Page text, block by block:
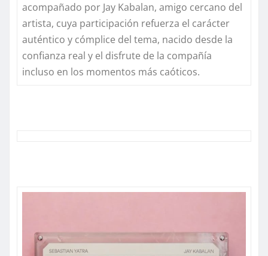
acompañado por Jay Kabalan, amigo cercano del
artista, cuya participación refuerza el carácter
auténtico y cómplice del tema, nacido desde la
confianza real y el disfrute de la compañía
incluso en los momentos más caóticos.